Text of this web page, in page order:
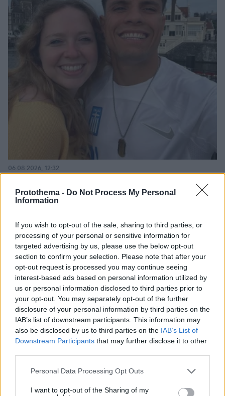
Protothema - Do Not Process My Personal
Information
If you wish to opt-out of the sale, sharing to third parties, or
processing of your personal or sensitive information for
targeted advertising by us, please use the below opt-out
section to confirm your selection. Please note that after your
opt-out request is processed you may continue seeing
interest-based ads based on personal information utilized by
us or personal information disclosed to third parties prior to
your opt-out. You may separately opt-out of the further
disclosure of your personal information by third parties on the
IAB’s list of downstream participants. This information may
also be disclosed by us to third parties on the IAB’s List of
Downstream Participants that may further disclose it to other
Please note that this website/app uses one or more Google
not limited to your visit or usage behaviour. You may click to
Personal Data Processing Opt Outs
I want to opt-out of the Sharing of my
Αφγανού: Πώς γνωρίσαμε τη Λίσα, γιατί
υποψιάστηκα ότι ήταν το πτώμα στη βαλίτσα
06.08.2026, 12:32